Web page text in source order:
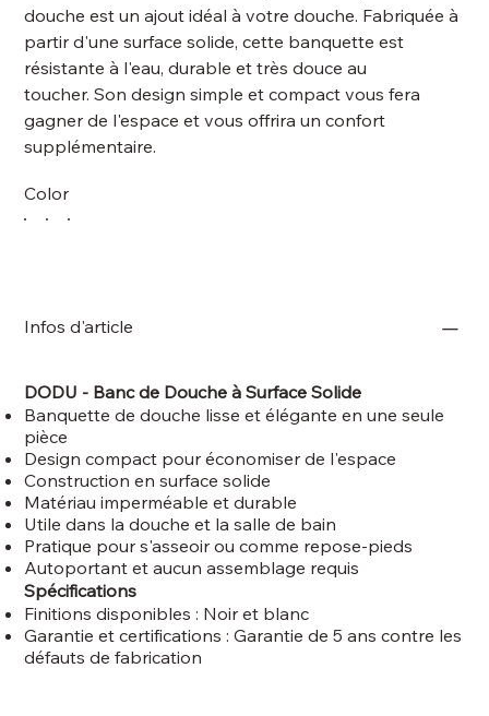
douche est un ajout idéal à votre douche. Fabriquée à
partir d'une surface solide, cette banquette est
résistante à l'eau, durable et très douce au
toucher. Son design simple et compact vous fera
gagner de l'espace et vous offrira un confort
supplémentaire.
Color
Infos d'article
DODU - Banc de Douche à Surface Solide
Banquette de douche lisse et élégante en une seule
pièce
Design compact pour économiser de l'espace
Construction en surface solide
Matériau imperméable et durable
Utile dans la douche et la salle de bain
Pratique pour s'asseoir ou comme repose-pieds
Autoportant et aucun assemblage requis
Spécifications
Finitions disponibles : Noir et blanc
Garantie et certifications : Garantie de 5 ans contre les
défauts de fabrication